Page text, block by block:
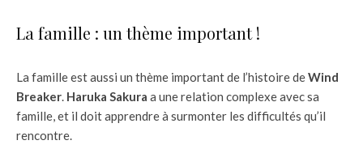
La famille : un thème important !
La famille est aussi un thème important de l’histoire deWind
Breaker. Haruka Sakura a une relation complexe avec sa
famille, et il doit apprendre à surmonter les difficultés qu’il
rencontre.